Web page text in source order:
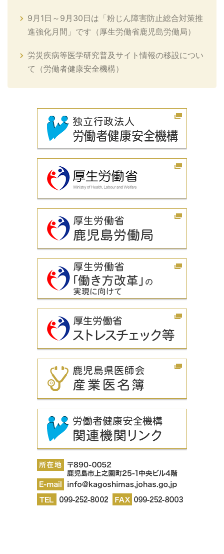
9月1日～9月30日は「粉じん障害防止総合対策推
進強化月間」です（厚生労働省鹿児島労働局）
労災疾病等医学研究普及サイト情報の移設につい
て（労働者健康安全機構）